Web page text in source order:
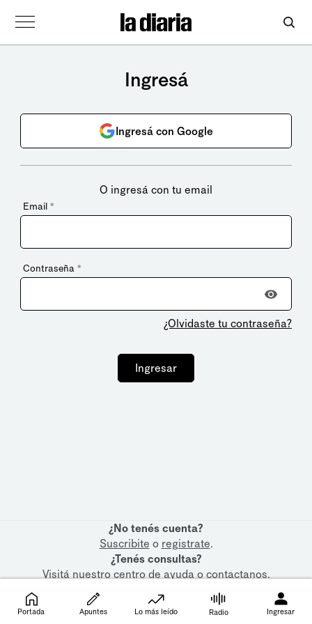
Ingresá
Ingresá con Google
O ingresá con tu email
Email *
Contraseña *
¿Olvidaste tu contraseña?
Ingresar
¿No tenés cuenta?
Suscribite o registrate.
¿Tenés consultas?
Visitá nuestrocentro de ayudaocontactanos.
Portada Apuntes Lo más leído Radio Ingresar